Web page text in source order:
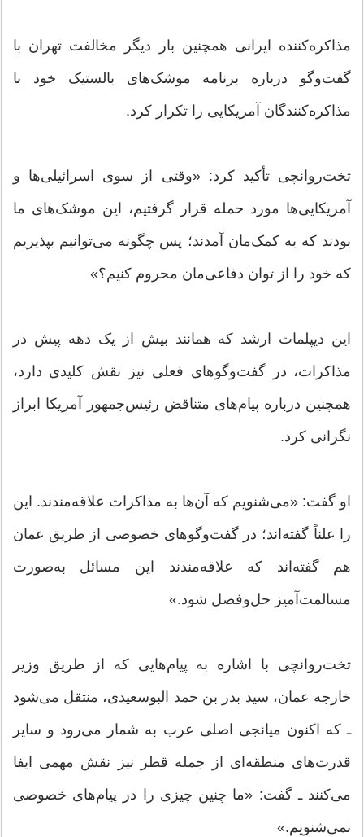
مذاکره‌کننده ایرانی همچنین بار دیگر مخالفت تهران با
گفت‌وگو درباره برنامه موشک‌های بالستیک خود با
مذاکره‌کنندگان آمریکایی را تکرار کرد.
تخت‌روانچی تأکید کرد: «وقتی از سوی اسرائیلی‌ها و
آمریکایی‌ها مورد حمله قرار گرفتیم، این موشک‌های ما
بودند که به کمک‌مان آمدند؛ پس چگونه می‌توانیم بپذیریم
که خود را از توان دفاعی‌مان محروم کنیم؟»
این دیپلمات ارشد که همانند بیش از یک دهه پیش در
مذاکرات، در گفت‌وگوهای فعلی نیز نقش کلیدی دارد،
همچنین درباره پیام‌های متناقض رئیس‌جمهور آمریکا ابراز
نگرانی کرد.
او گفت: «می‌شنویم که آن‌ها به مذاکرات علاقه‌مندند. این
را علناً گفته‌اند؛ در گفت‌وگوهای خصوصی از طریق عمان
هم گفته‌اند که علاقه‌مندند این مسائل به‌صورت
مسالمت‌آمیز حل‌وفصل شود.»
تخت‌روانچی با اشاره به پیام‌هایی که از طریق وزیر
خارجه عمان، سید بدر بن حمد البوسعیدی، منتقل می‌شود
ـ که اکنون میانجی اصلی عرب به شمار می‌رود و سایر
قدرت‌های منطقه‌ای از جمله قطر نیز نقش مهمی ایفا
می‌کنند ـ گفت: «ما چنین چیزی را در پیام‌های خصوصی
نمی‌شنویم.»